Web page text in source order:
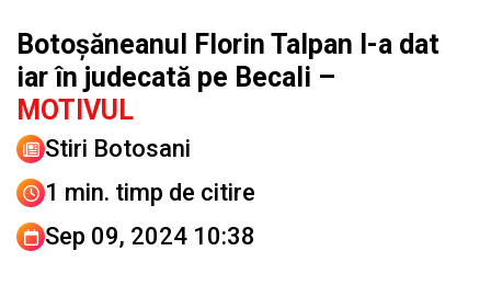
Botoșăneanul Florin Talpan l-a dat
iar în judecată pe Becali –
MOTIVUL
Stiri Botosani
1 min. timp de citire
Sep 09, 2024 10:38